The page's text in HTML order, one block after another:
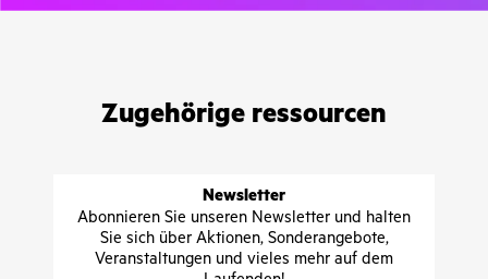
Zugehörige ressourcen
Newsletter
Abonnieren Sie unseren Newsletter und halten
Sie sich über Aktionen, Sonderangebote,
Veranstaltungen und vieles mehr auf dem